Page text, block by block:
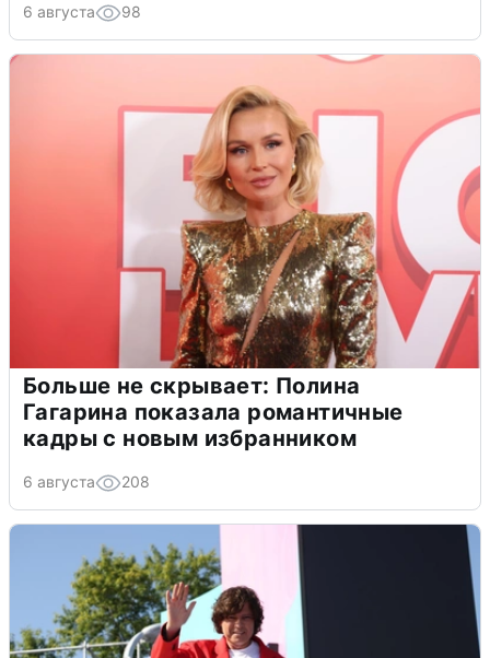
6 августа 98
Больше не скрывает: Полина
Гагарина показала романтичные
кадры с новым избранником
6 августа 208